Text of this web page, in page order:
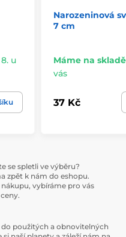
u
Narozeninová
7 cm
Máme na skladě
vás
37 Kč
se spletli ve výběru?
zpět k nám do eshopu.
vybíráme pro vás
do použitých a obnovitelných